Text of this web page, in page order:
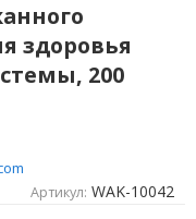
здоровья
200
Артикул: WAK-10042